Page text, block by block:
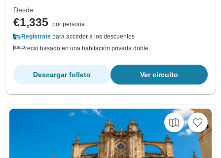
Desde
€1,335 por persona
Regístrate para acceder a los descuentos
Precio basado en una habitación privada doble
Ver circuito
Descargar folleto